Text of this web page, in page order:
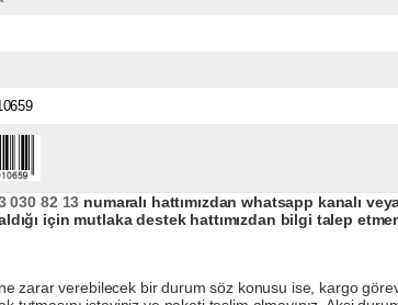
030 82 13 numaralı hattımızdan whatsapp kanalı
için mutlaka destek hattımızdan bilgi talep
zarar verebilecek bir durum söz konusu ise, kargo